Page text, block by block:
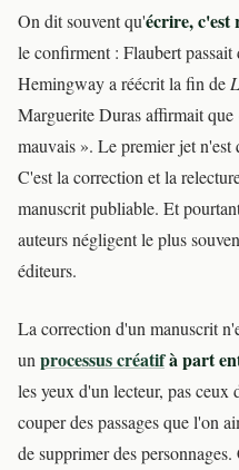
On dit souvent qu'écrire, c'est
le confirment : Flaubert passait
Hemingway a réécrit la fin de
Marguerite Duras affirmait
mauvais ». Le premier jet
C'est la correction et la
manuscrit publiable. Et
auteurs négligent le plus
éditeurs.
La correction d'un manuscrit
unprocessus créatifà part
les yeux d'un lecteur, pas ceux
couper des passages que l'on
de supprimer des